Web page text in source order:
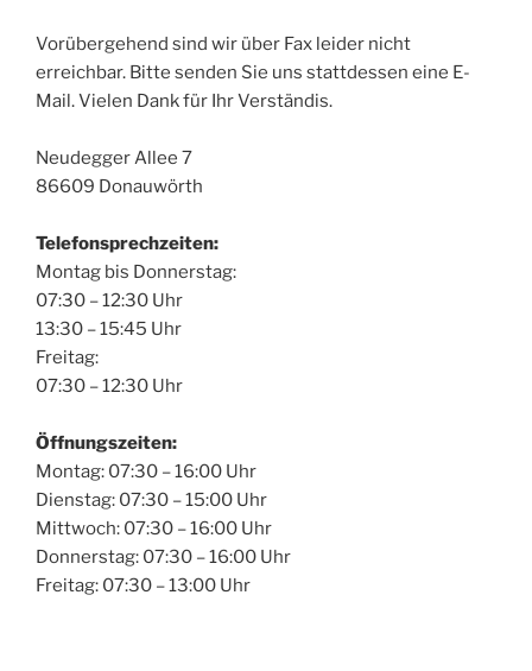
Vorübergehend sind wir über Fax leider nicht
erreichbar. Bitte senden Sie uns stattdessen eine E-
Mail. Vielen Dank für Ihr Verständis.
Neudegger Allee 7
86609 Donauwörth
Telefonsprechzeiten:
Montag bis Donnerstag:
07:30 – 12:30 Uhr
13:30 – 15:45 Uhr
Freitag:
07:30 – 12:30 Uhr
Öffnungszeiten:
Montag: 07:30 – 16:00 Uhr
Dienstag: 07:30 – 15:00 Uhr
Mittwoch: 07:30 – 16:00 Uhr
Donnerstag: 07:30 – 16:00 Uhr
Freitag: 07:30 – 13:00 Uhr